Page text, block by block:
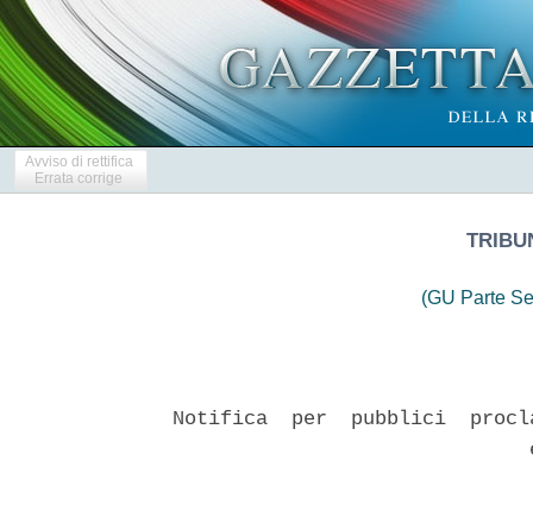
Avviso di rettifica
Errata corrige
(GU Parte
Notifica  per  pubblici